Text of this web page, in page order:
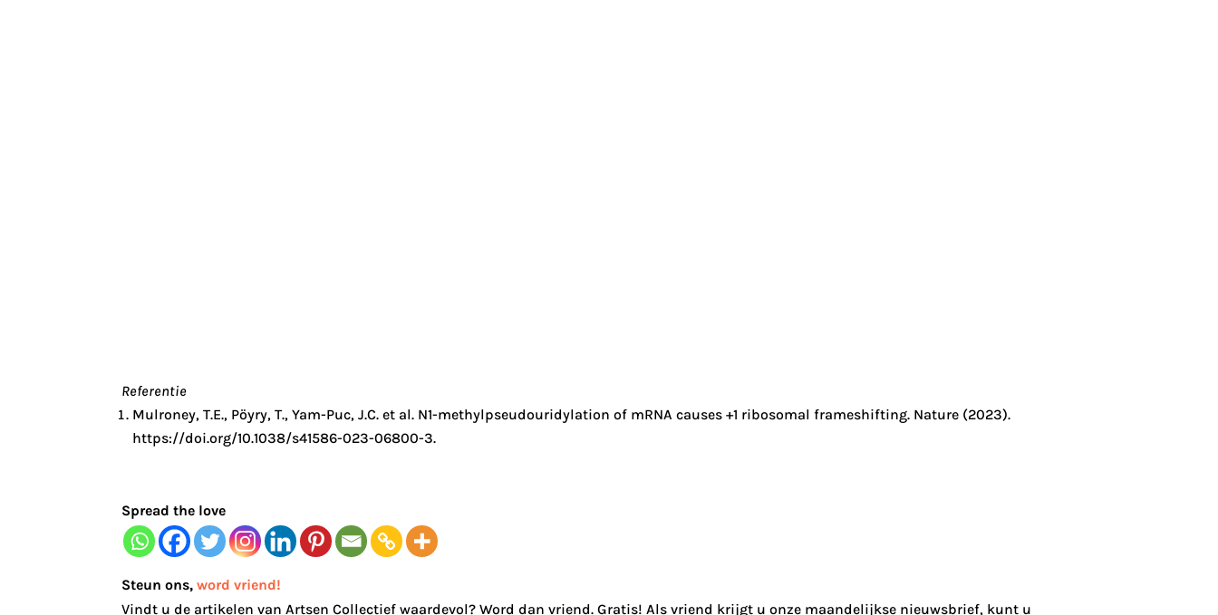
Referentie
Mulroney, T.E., Pöyry, T., Yam-Puc, J.C. et al. N1-methylpseudouridylation of mRNA causes +1 ribosomal frameshifting. Nature (2023).
https://doi.org/10.1038/s41586-023-06800-3.
Spread the love
Steun ons,word vriend!
Vindt u de artikelen van Artsen Collectief waardevol? Word dan vriend. Gratis! Als vriend krijgt u onze maandelijkse nieuwsbrief, kunt u